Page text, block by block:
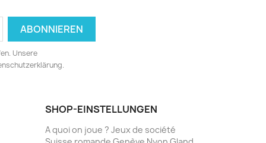
Unsere
SHOP-EINSTELLUNGEN
A quoi on joue ? Jeux de société